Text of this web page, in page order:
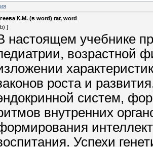
К.М. (в word) rar, word
]
настоящем учебнике
возрастной
роста и
систем,
внутренних
Успехи